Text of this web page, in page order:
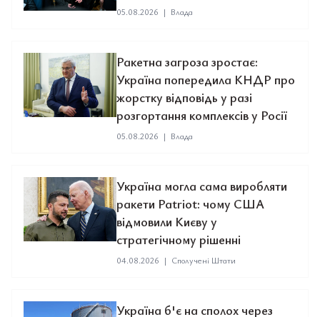
05.08.2026 | Влада
Ракетна загроза зростає:
Україна попередила КНДР про
жорстку відповідь у разі
розгортання комплексів у Росії
05.08.2026 | Влада
Україна могла сама виробляти
ракети Patriot: чому США
відмовили Києву у
стратегічному рішенні
04.08.2026 | Сполучені Штати
Україна б'є на сполох через